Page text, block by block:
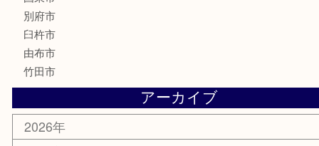
MLM
サプリメント
美容
携帯電話
その他
お知らせ
エリアカテゴリ